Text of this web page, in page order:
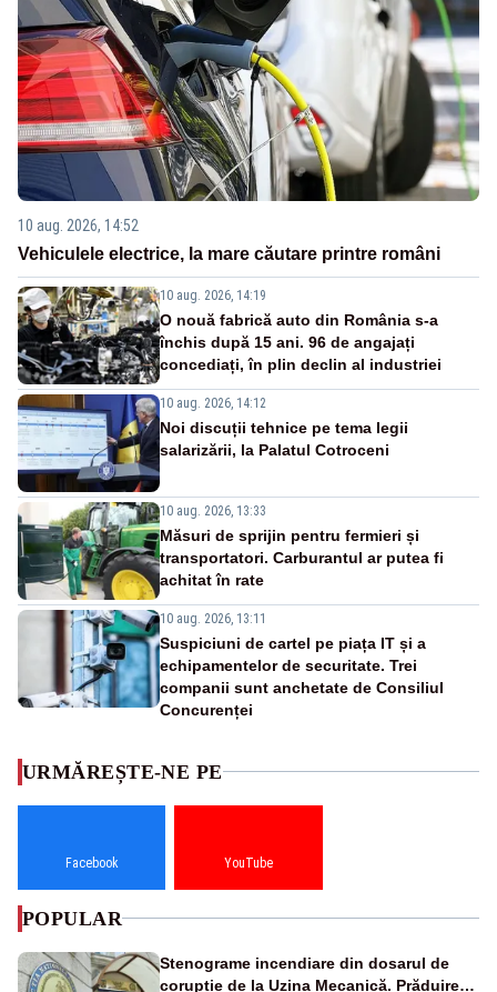
10 aug. 2026, 14:52
Vehiculele electrice, la mare căutare printre români
10 aug. 2026, 14:19
O nouă fabrică auto din România s-a
închis după 15 ani. 96 de angajați
concediați, în plin declin al industriei
10 aug. 2026, 14:12
Noi discuții tehnice pe tema legii
salarizării, la Palatul Cotroceni
10 aug. 2026, 13:33
Măsuri de sprijin pentru fermieri și
transportatori. Carburantul ar putea fi
achitat în rate
10 aug. 2026, 13:11
Suspiciuni de cartel pe piața IT și a
echipamentelor de securitate. Trei
companii sunt anchetate de Consiliul
Concurenței
URMĂREȘTE-NE PE
Facebook YouTube
POPULAR
Stenograme incendiare din dosarul de
corupție de la Uzina Mecanică. Prăduirea